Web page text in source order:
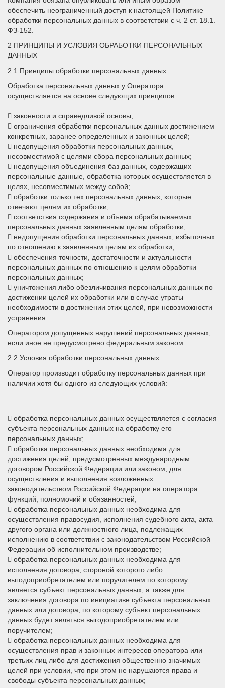
обеспечить неограниченный доступ к настоящей Политике
обработки персональных данных в соответствии с ч. 2 ст. 18.1.
ФЗ-152.
2 ПРИНЦИПЫ И УСЛОВИЯ ОБРАБОТКИ ПЕРСОНАЛЬНЫХ
ДАННЫХ
2.1 Принципы обработки персональных данных
Обработка персональных данных у Оператора
осуществляется на основе следующих принципов:
 законности и справедливой основы;
 ограничения обработки персональных данных достижением
конкретных, заранее определенных и законных целей;
 недопущения обработки персональных данных,
несовместимой с целями сбора персональных данных;
 недопущения объединения баз данных, содержащих
персональные данные, обработка которых осуществляется в
целях, несовместимых между собой;
 обработки только тех персональных данных, которые
отвечают целям их обработки;
 соответствия содержания и объема обрабатываемых
персональных данных заявленным целям обработки;
 недопущения обработки персональных данных, избыточных
по отношению к заявленным целям их обработки;
 обеспечения точности, достаточности и актуальности
персональных данных по отношению к целям обработки
персональных данных;
 уничтожения либо обезличивания персональных данных по
достижении целей их обработки или в случае утраты
необходимости в достижении этих целей, при невозможности
устранения.
Оператором допущенных нарушений персональных данных,
если иное не предусмотрено федеральным законом.
2.2 Условия обработки персональных данных
Оператор производит обработку персональных данных при
наличии хотя бы одного из следующих условий:
 обработка персональных данных осуществляется с согласия
субъекта персональных данных на обработку его
персональных данных;
 обработка персональных данных необходима для
достижения целей, предусмотренных международным
договором Российской Федерации или законом, для
осуществления и выполнения возложенных
законодательством Российской Федерации на оператора
функций, полномочий и обязанностей;
 обработка персональных данных необходима для
осуществления правосудия, исполнения судебного акта, акта
другого органа или должностного лица, подлежащих
исполнению в соответствии с законодательством Российской
Федерации об исполнительном производстве;
 обработка персональных данных необходима для
исполнения договора, стороной которого либо
выгодоприобретателем или поручителем по которому
является субъект персональных данных, а также для
заключения договора по инициативе субъекта персональных
данных или договора, по которому субъект персональных
данных будет являться выгодоприобретателем или
поручителем;
 обработка персональных данных необходима для
осуществления прав и законных интересов оператора или
третьих лиц либо для достижения общественно значимых
целей при условии, что при этом не нарушаются права и
свободы субъекта персональных данных;